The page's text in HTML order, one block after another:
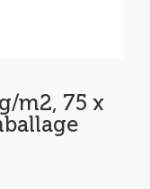
m2, 75 x